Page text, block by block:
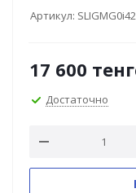
Артикул: SLIGMG0i42
17 600
Достаточно